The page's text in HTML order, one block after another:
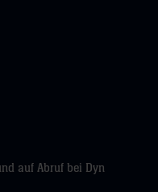
auf Abruf bei Dyn